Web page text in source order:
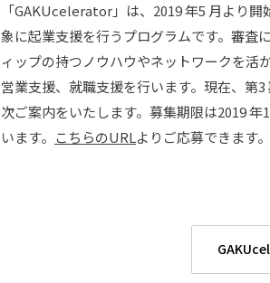
「GAKUcelerator」は、2019 年5 月より
象に起業支援を行うプログラムです。審査
ィップの持つノウハウやネットワークを活
営業支援、就職支援を行います。現在、第
次ご案内をいたします。募集期限は2019
います。 こちらのURLよりご応募できます。